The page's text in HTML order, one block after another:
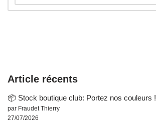
Article récents
📦 Stock boutique club: Portez nos couleurs !
par Fraudet Thierry
27/07/2026